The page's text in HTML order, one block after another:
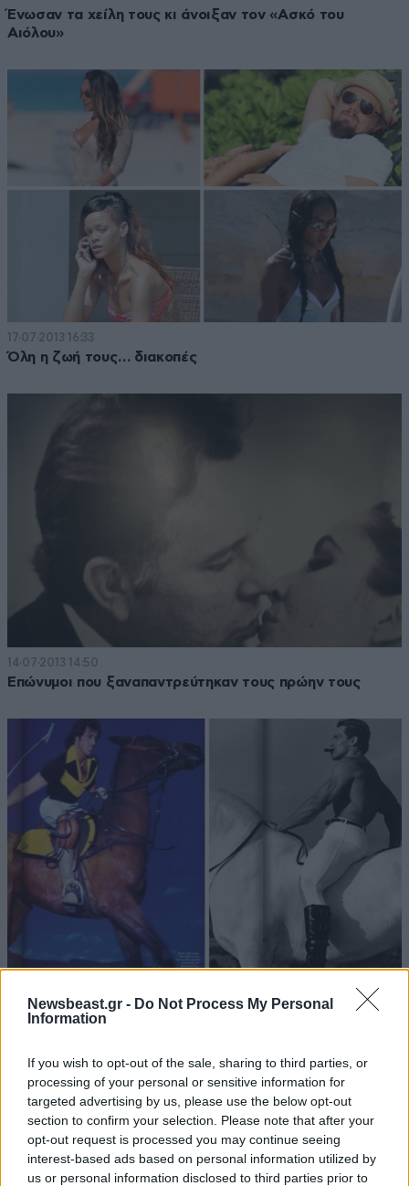
Newsbeast.gr - Do Not Process My Personal
Information
If you wish to opt-out of the sale, sharing to third parties, or
processing of your personal or sensitive information for
targeted advertising by us, please use the below opt-out
section to confirm your selection. Please note that after your
opt-out request is processed you may continue seeing
interest-based ads based on personal information utilized by
us or personal information disclosed to third parties prior to
Ένωσαν τα χείλη τους κι άνοιξαν τον «Ασκό του
Αιόλου»
17·07·2013 16:33
Όλη η ζωή τους… διακοπές
14·07·2013 14:50
Επώνυμοι που ξαναπαντρεύτηκαν τους πρώην τους
Επώνυμοι ποζάρουν ως έφιπποι